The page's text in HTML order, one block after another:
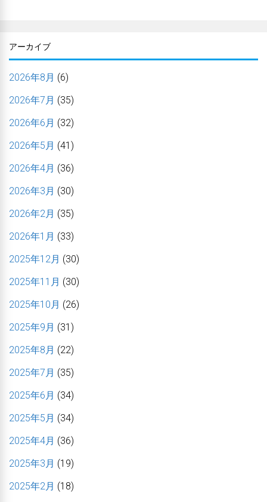
アーカイブ
2026年8月 (6)
2026年7月 (35)
2026年6月 (32)
2026年5月 (41)
2026年4月 (36)
2026年3月 (30)
2026年2月 (35)
2026年1月 (33)
2025年12月 (30)
2025年11月 (30)
2025年10月 (26)
2025年9月 (31)
2025年8月 (22)
2025年7月 (35)
2025年6月 (34)
2025年5月 (34)
2025年4月 (36)
2025年3月 (19)
2025年2月 (18)